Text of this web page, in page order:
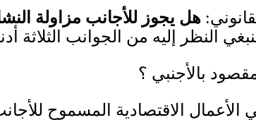
: هل يجوز للأجانب مزاولة
النظر إليه من الجوانب الثلاثة
بالأجنبي ؟
الأعمال الاقتصادية المسموح